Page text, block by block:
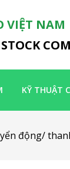
VIỆT NAM
KỸ THUẬT
động/